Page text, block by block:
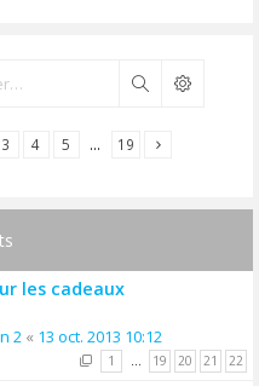
Rechercher
3 4 5 … 19
les cadeaux
2 « 13 oct. 2013 10:12
1 … 19 20 21 22